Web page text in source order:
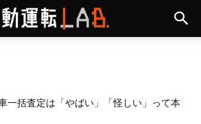
一括査定は「やばい」「怪しい」って本